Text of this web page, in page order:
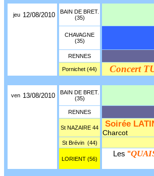
jeu 12/08/2010
BAIN DE BRET.
(35)
CHAVAGNE
(35)
RENNES
Pornichet (44) Concert
ven 13/08/2010
BAIN DE BRET.
(35)
RENNES
St NAZAIRE 44 Soirée
Charcot
St Brévin (44)
LORIENT (56)
Les "